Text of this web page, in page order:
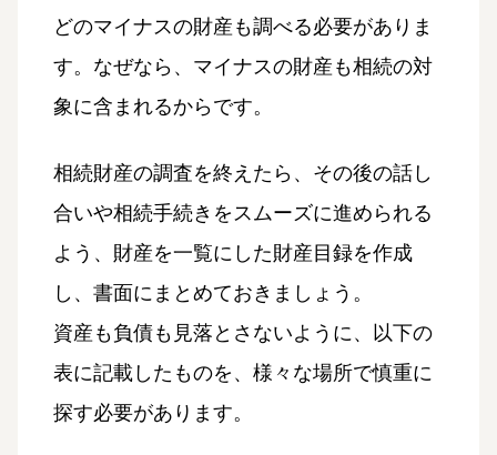
どのマイナスの財産も調べる必要がありま
す。なぜなら、マイナスの財産も相続の対
象に含まれるからです。
相続財産の調査を終えたら、その後の話し
合いや相続手続きをスムーズに進められる
よう、財産を一覧にした財産目録を作成
し、書面にまとめておきましょう。
資産も負債も見落とさないように、以下の
表に記載したものを、様々な場所で慎重に
探す必要があります。